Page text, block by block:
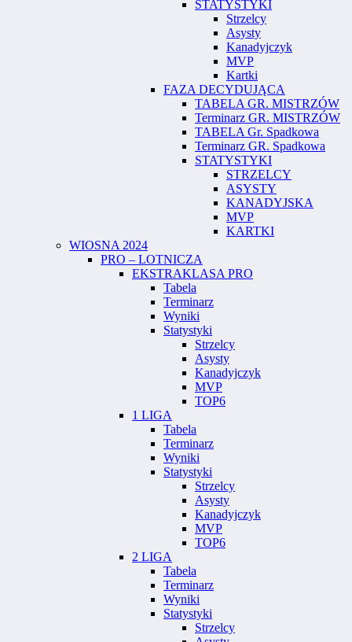
STATYSTYKI
Strzelcy
Asysty
Kanadyjczyk
MVP
Kartki
FAZA DECYDUJĄCA
TABELA GR. MISTRZÓW
Terminarz GR. MISTRZÓW
TABELA Gr. Spadkowa
Terminarz GR. Spadkowa
STATYSTYKI
STRZELCY
ASYSTY
KANADYJSKA
MVP
KARTKI
WIOSNA 2024
PRO – LOTNICZA
EKSTRAKLASA PRO
Tabela
Terminarz
Wyniki
Statystyki
Strzelcy
Asysty
Kanadyjczyk
MVP
TOP6
1 LIGA
Tabela
Terminarz
Wyniki
Statystyki
Strzelcy
Asysty
Kanadyjczyk
MVP
TOP6
2 LIGA
Tabela
Terminarz
Wyniki
Statystyki
Strzelcy